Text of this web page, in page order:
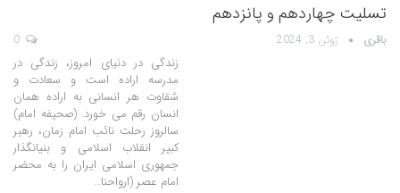
تسلیت چهاردهم و پانزدهم
باقری ژوئن 3, 2024
زندگی در دنیای امروز، زندگی در
مدرسه اراده است و سعادت و
شقاوت هر انسانی به اراده همان
انسان رقم می خورد. (صحیفه امام)
سالروز رحلت نائب امام زمان، رهبر
کبیر انقلاب اسلامی و بنیانگذار
جمهوری اسلامی ایران را به محضر
امام عصر (ارواحنا…